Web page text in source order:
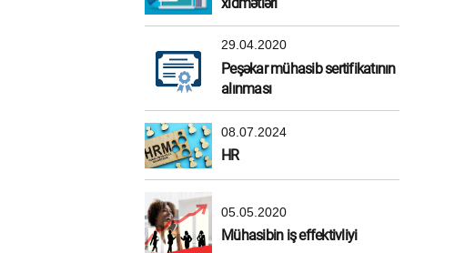
29.04.2020
Peşəkar mühasib sertifikatının
alınması
08.07.2024
HR
05.05.2020
Mühasibin iş effektivliyi